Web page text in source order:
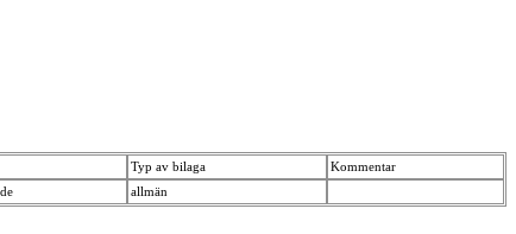
Typ av bilaga
Kommentar
allmän